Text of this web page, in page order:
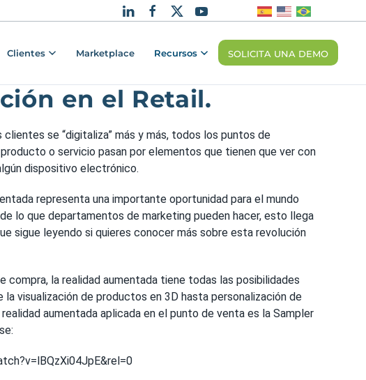
Clientes Marketplace Recursos SOLICITA UNA DEMO
en el Retail.
clientes se “digitaliza” más y más, todos los puntos de
o servicio pasan por elementos que tienen que ver con
dispositivo electrónico.
representa una importante oportunidad para el mundo
lo que departamentos de marketing pueden hacer, esto llega
sigue leyendo si quieres conocer más sobre esta revolución
compra, la realidad aumentada tiene todas las posibilidades
la visualización de productos en 3D hasta personalización de
aumentada aplicada en el punto de venta es la Sampler